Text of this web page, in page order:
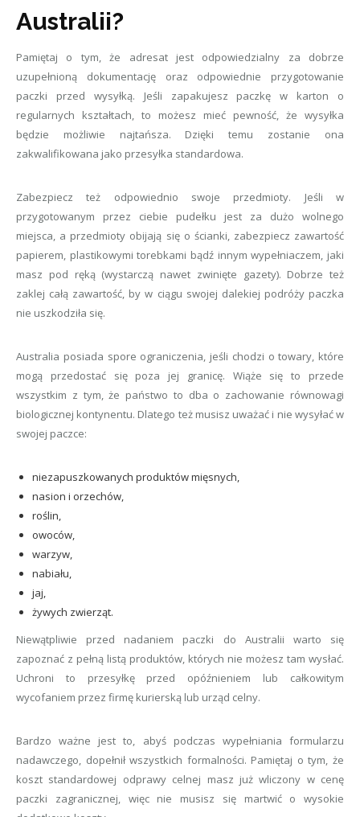
Australii?
Pamiętaj o tym, że adresat jest odpowiedzialny za dobrze
uzupełnioną dokumentację oraz odpowiednie przygotowanie
paczki przed wysyłką. Jeśli zapakujesz paczkę w karton o
regularnych kształtach, to możesz mieć pewność, że wysyłka
będzie możliwie najtańsza. Dzięki temu zostanie ona
zakwalifikowana jako przesyłka standardowa.
Zabezpiecz też odpowiednio swoje przedmioty. Jeśli w
przygotowanym przez ciebie pudełku jest za dużo wolnego
miejsca, a przedmioty obijają się o ścianki, zabezpiecz zawartość
papierem, plastikowymi torebkami bądź innym wypełniaczem, jaki
masz pod ręką (wystarczą nawet zwinięte gazety). Dobrze też
zaklej całą zawartość, by w ciągu swojej dalekiej podróży paczka
nie uszkodziła się.
Australia posiada spore ograniczenia, jeśli chodzi o towary, które
mogą przedostać się poza jej granicę. Wiąże się to przede
wszystkim z tym, że państwo to dba o zachowanie równowagi
biologicznej kontynentu. Dlatego też musisz uważać i nie wysyłać w
swojej paczce:
niezapuszkowanych produktów mięsnych,
nasion i orzechów,
roślin,
owoców,
warzyw,
nabiału,
jaj,
żywych zwierząt.
Niewątpliwie przed nadaniem paczki do Australii warto się
zapoznać z pełną listą produktów, których nie możesz tam wysłać.
Uchroni to przesyłkę przed opóźnieniem lub całkowitym
wycofaniem przez firmę kurierską lub urząd celny.
Bardzo ważne jest to, abyś podczas wypełniania formularzu
nadawczego, dopełnił wszystkich formalności. Pamiętaj o tym, że
koszt standardowej odprawy celnej masz już wliczony w cenę
paczki zagranicznej, więc nie musisz się martwić o wysokie